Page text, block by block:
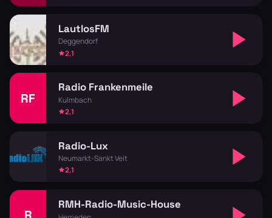
LautlosFM
Deggendorf
2,1
RF
Radio Frankenmeile
Kulmbach
2,1
Radio-Lux
Neumarkt-Sankt Veit
2,1
RMH-Radio-Music-House